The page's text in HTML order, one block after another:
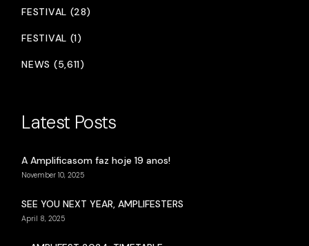
FESTIVAL (28)
FESTIVAL (1)
NEWS (5,611)
Latest Posts
A Amplificasom faz hoje 19 anos!
November 10, 2025
SEE YOU NEXT YEAR, AMPLIFESTERS
April 8, 2025